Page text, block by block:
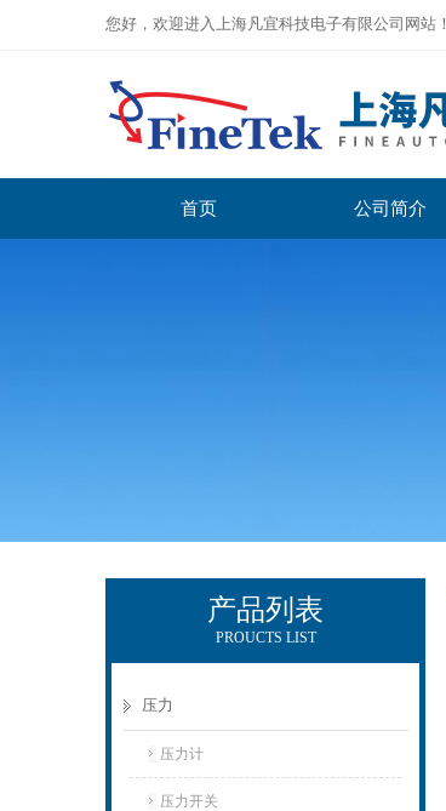
您好，欢迎进入上海凡宜科技电子有限公司网站！
首页 公司简介
产品列表
PROUCTS LIST
压力
压力计
压力开关